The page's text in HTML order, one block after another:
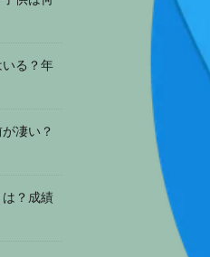
る？年
凄い？
？成績